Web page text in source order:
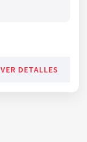
VER DETALLES